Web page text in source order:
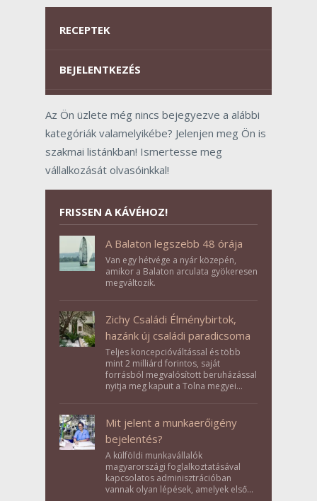
RECEPTEK
BEJELENTKEZÉS
Az Ön üzlete még nincs bejegyezve a alábbi
kategóriák valamelyikébe? Jelenjen meg Ön is
szakmai listánkban! Ismertesse meg
vállalkozását olvasóinkkal!
FRISSEN A KÁVÉHOZ!
A Balaton legszebb 48 órája
Van egy hétvége a nyár közepén,
amikor a Balaton arculata gyökeresen
megváltozik.
Zichy Családi Élménybirtok,
hazánk új családi paradicsoma
Teljes koncepcióváltással és több
mint 2 milliárd forintos, saját
forrásból megvalósított beruházással
nyitja meg kapuit a Tolna megyei
Mit jelent a munkaerőigény
bejelentés?
A külföldi munkavállalók
magyarországi foglalkoztatásával
kapcsolatos adminisztrációban
vannak olyan lépések, amelyek első